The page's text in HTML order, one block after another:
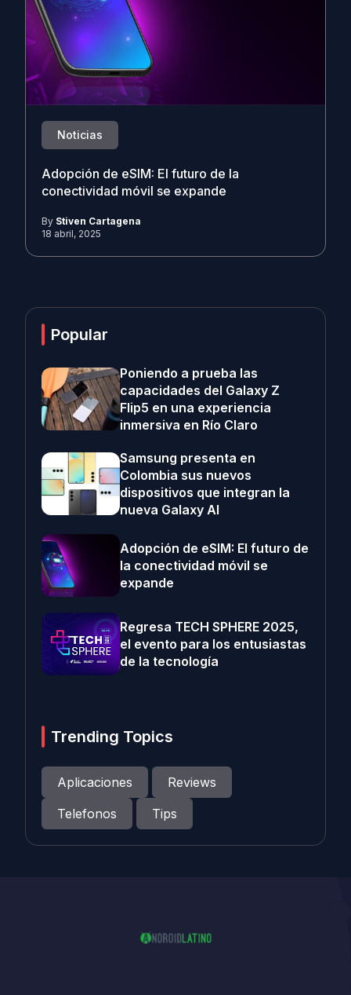
Noticias
Adopción de eSIM: El futuro de la
conectividad móvil se expande
By Stiven Cartagena
18 abril, 2025
Popular
Poniendo a prueba las
capacidades del Galaxy Z
Flip5 en una experiencia
inmersiva en Río Claro
Samsung presenta en
Colombia sus nuevos
dispositivos que integran la
nueva Galaxy AI
Adopción de eSIM: El futuro de
la conectividad móvil se
expande
Regresa TECH SPHERE 2025,
el evento para los entusiastas
de la tecnología
Trending Topics
Aplicaciones
Reviews
Telefonos
Tips